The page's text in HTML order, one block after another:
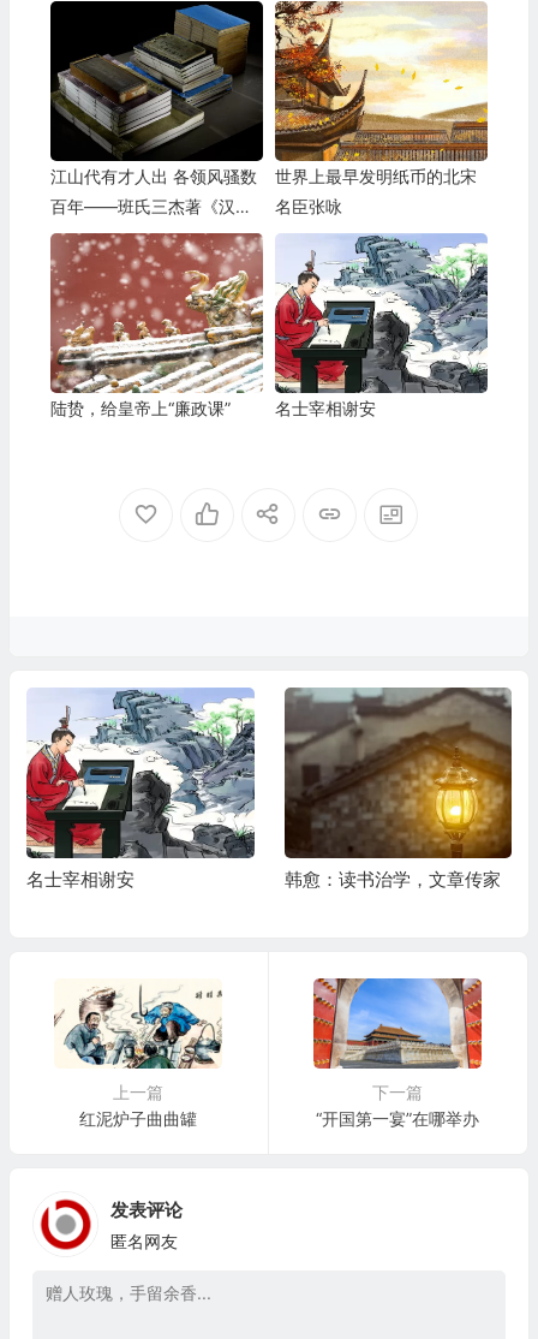
江山代有才人出 各领风骚数
百年——班氏三杰著《汉
书》 11
世界上最早发明纸币的北宋
名臣张咏
陆贽，给皇帝上“廉政课” 名士宰相谢安
名士宰相谢安 韩愈：读书治学，文章传家
上一篇
红泥炉子曲曲罐
下一篇
“开国第一宴”在哪举办
发表评论
匿名网友